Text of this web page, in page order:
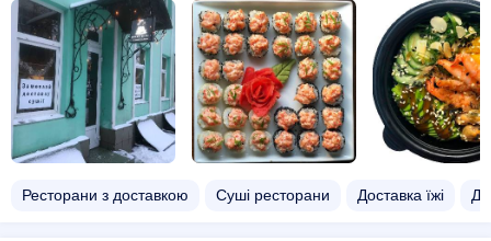
Ресторани з доставкою Суші ресторани Доставка їжі